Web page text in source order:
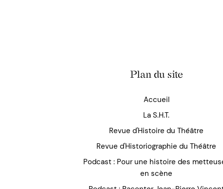
Plan du site
Accueil
La S.H.T.
Revue d'Histoire du Théâtre
Revue d'Historiographie du Théâtre
Podcast : Pour une histoire des
en scène